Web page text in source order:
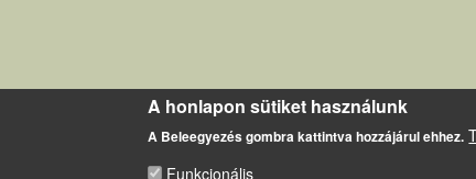
A honlapon sütiket használunk
A Beleegyezés gombra kattintva hozzájárul ehhez.
Funkcionális